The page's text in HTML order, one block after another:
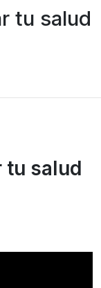
tu salud
tu salud